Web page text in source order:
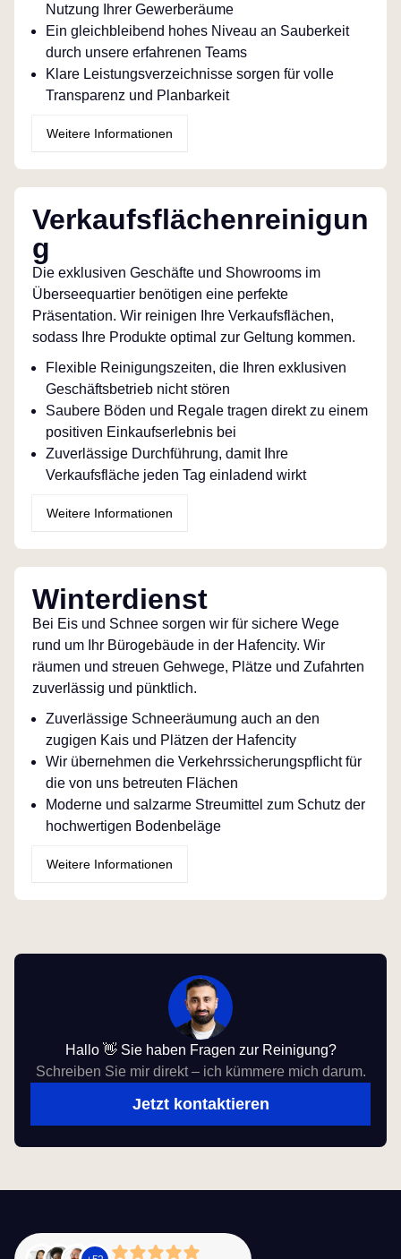
Nutzung Ihrer Gewerberäume
Ein gleichbleibend hohes Niveau an Sauberkeit
durch unsere erfahrenen Teams
Klare Leistungsverzeichnisse sorgen für volle
Transparenz und Planbarkeit
Weitere Informationen
Verkaufsflächenreinigun
g
Die exklusiven Geschäfte und Showrooms im
Überseequartier benötigen eine perfekte
Präsentation. Wir reinigen Ihre Verkaufsflächen,
sodass Ihre Produkte optimal zur Geltung kommen.
Flexible Reinigungszeiten, die Ihren exklusiven
Geschäftsbetrieb nicht stören
Saubere Böden und Regale tragen direkt zu einem
positiven Einkaufserlebnis bei
Zuverlässige Durchführung, damit Ihre
Verkaufsfläche jeden Tag einladend wirkt
Weitere Informationen
Winterdienst
Bei Eis und Schnee sorgen wir für sichere Wege
rund um Ihr Bürogebäude in der Hafencity. Wir
räumen und streuen Gehwege, Plätze und Zufahrten
zuverlässig und pünktlich.
Zuverlässige Schneeräumung auch an den
zugigen Kais und Plätzen der Hafencity
Wir übernehmen die Verkehrssicherungspflicht für
die von uns betreuten Flächen
Moderne und salzarme Streumittel zum Schutz der
hochwertigen Bodenbeläge
Weitere Informationen
Hallo 👋 Sie haben Fragen zur Reinigung?
Schreiben Sie mir direkt – ich kümmere mich darum.
Jetzt kontaktieren